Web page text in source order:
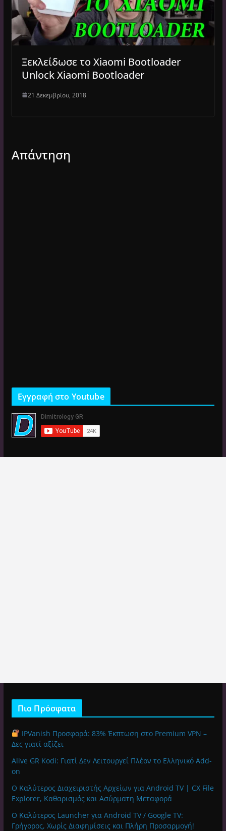
Ξεκλείδωσε το Xiaomi Bootloader
Unlock Xiaomi Bootloader
21 Δεκεμβρίου, 2018
Απάντηση
Εγγραφή στο Youtube
Πιο Πρόσφατα
IPVanish Προσφορά: 83% Έκπτωση στο Premium VPN –
Δες γιατί αξίζει
Alive GR Kodi: Γιατί Δεν Λειτουργεί Πλέον το Ελληνικό Add-
on
Ο Καλύτερος Διαχειριστής Αρχείων για Android TV | CX File
Explorer, Καθαρισμός και Ασύρματη Μεταφορά
Ο Καλύτερος Launcher για Android TV / Google TV:
Γρήγορος, Χωρίς Διαφημίσεις και Πλήρη Προσαρμογή!